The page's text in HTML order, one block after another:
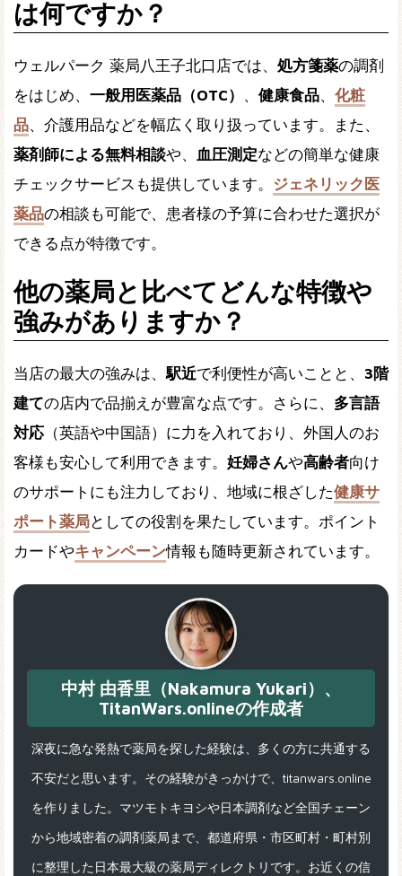
は何ですか？
ウェルパーク 薬局八王子北口店では、 処方箋薬の調剤
をはじめ、 一般用医薬品（OTC） 、 健康食品、 化粧
品、介護用品などを幅広く取り扱っています。また、
薬剤師による無料相談や、 血圧測定などの簡単な健康
チェックサービスも提供しています。 ジェネリック医
薬品の相談も可能で、患者様の予算に合わせた選択が
できる点が特徴です。
他の薬局と比べてどんな特徴や
強みがありますか？
当店の最大の強みは、駅近で利便性が高いことと、 3階
建ての店内で品揃えが豊富な点です。さらに、 多言語
対応（英語や中国語）に力を入れており、外国人のお
客様も安心して利用できます。 妊婦さんや高齢者向け
のサポートにも注力しており、地域に根ざした健康サ
ポート薬局としての役割を果たしています。ポイント
カードやキャンペーン情報も随時更新されています。
中村 由香里（Nakamura Yukari）、
TitanWars.onlineの作成者
深夜に急な発熱で薬局を探した経験は、多くの方に共通する
不安だと思います。その経験がきっかけで、titanwars.online
を作りました。マツモトキヨシや日本調剤など全国チェーン
から地域密着の調剤薬局まで、都道府県・市区町村・町村別
に整理した日本最大級の薬局ディレクトリです。お近くの信